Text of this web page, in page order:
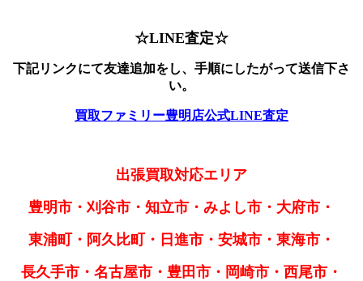
☆LINE査定☆
下記リンクにて友達追加をし、手順にしたがって送信下さ
い。
買取ファミリー豊明店公式LINE査定
出張買取対応エリア
豊明市・刈谷市・知立市・みよし市・大府市・
東浦町・阿久比町・日進市・安城市・東海市・
長久手市・名古屋市・豊田市・岡崎市・西尾市・